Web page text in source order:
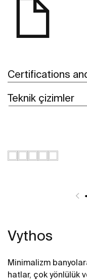
Certifications
Teknik çizimler
Vythos
Minimalizm
hatlar, çok yönlülük